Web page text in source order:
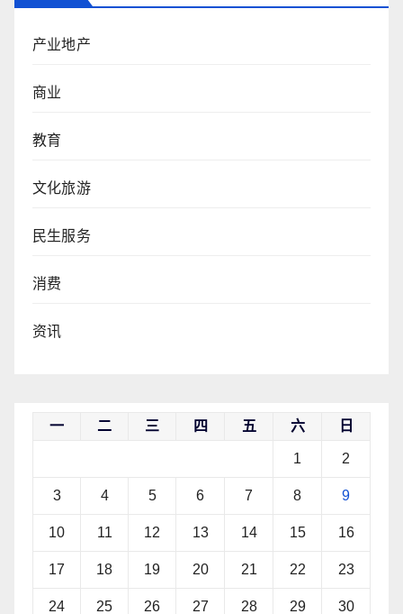
产业地产
商业
教育
文化旅游
民生服务
消费
资讯
一 二 三 四 五 六 日
1 2
3 4 5 6 7 8 9
10 11 12 13 14 15 16
17 18 19 20 21 22 23
24 25 26 27 28 29 30